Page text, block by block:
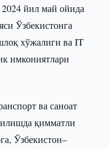
йил май ойида
Ўзбекистонга
хўжалиги ва IT
имкониятлари
ва саноат
қимматли
Ўзбекистон–